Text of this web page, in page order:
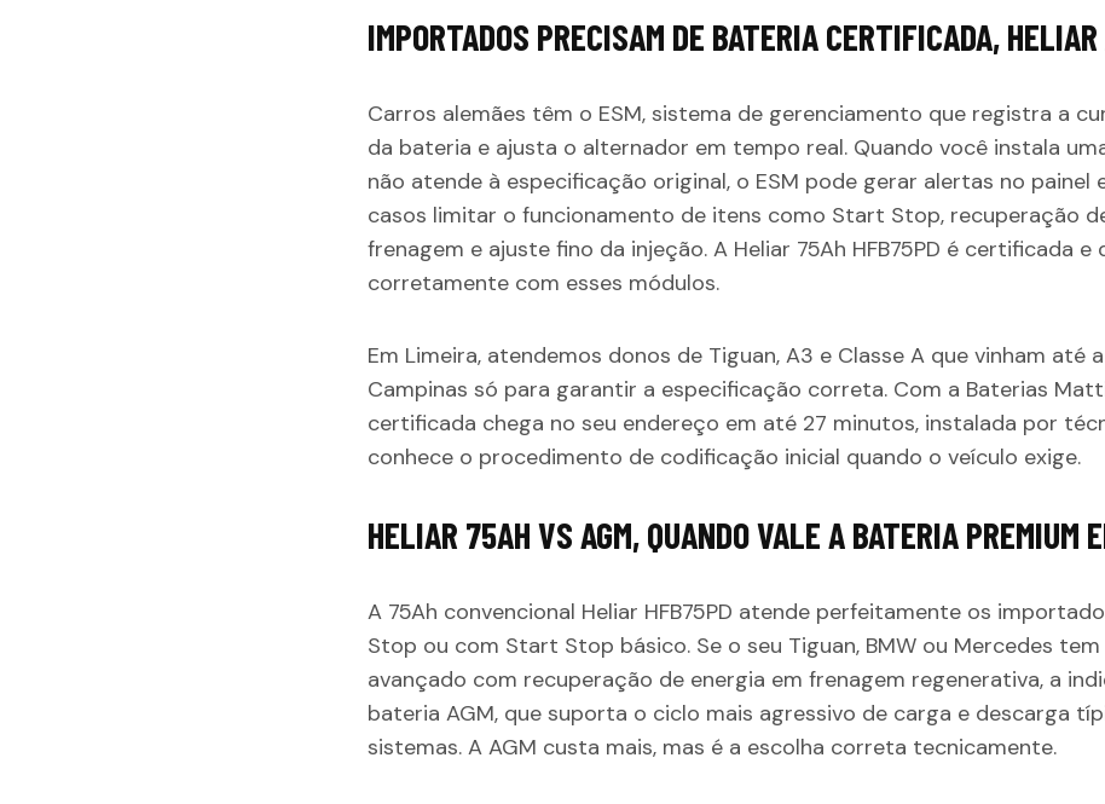
IMPORTADOS PRECISAM DE BATERIA CERTIFICADA,
Carros alemães têm o ESM, sistema de gerenciamento que registra a
da bateria e ajusta o alternador em tempo real. Quando você instala
não atende à especificação original, o ESM pode gerar alertas no painel
casos limitar o funcionamento de itens como Start Stop, recuperação
frenagem e ajuste fino da injeção. A Heliar 75Ah HFB75PD é certificada e
corretamente com esses módulos.
Em Limeira, atendemos donos de Tiguan, A3 e Classe A que vinham até
Campinas só para garantir a especificação correta. Com a Baterias
certificada chega no seu endereço em até 27 minutos, instalada por
conhece o procedimento de codificação inicial quando o veículo exige.
HELIAR 75AH VS AGM, QUANDO VALE A BATERIA PREMIUM
A 75Ah convencional Heliar HFB75PD atende perfeitamente os
Stop ou com Start Stop básico. Se o seu Tiguan, BMW ou Mercedes
avançado com recuperação de energia em frenagem regenerativa, a
bateria AGM, que suporta o ciclo mais agressivo de carga e descarga
sistemas. A AGM custa mais, mas é a escolha correta tecnicamente.